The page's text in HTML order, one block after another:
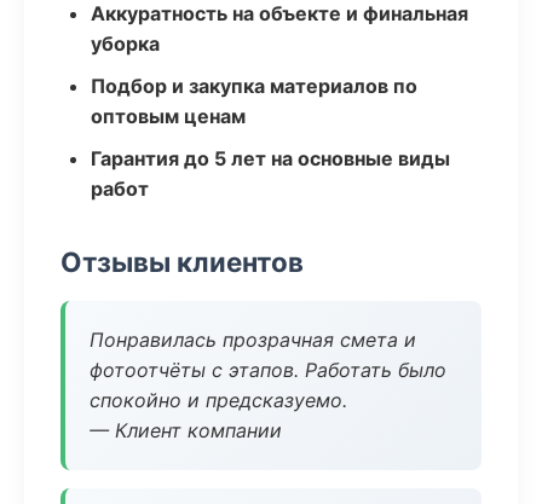
Аккуратность на объекте и финальная
уборка
Подбор и закупка материалов по
оптовым ценам
Гарантия до 5 лет на основные виды
работ
Отзывы клиентов
Понравилась прозрачная смета и
фотоотчёты с этапов. Работать было
спокойно и предсказуемо.
— Клиент компании